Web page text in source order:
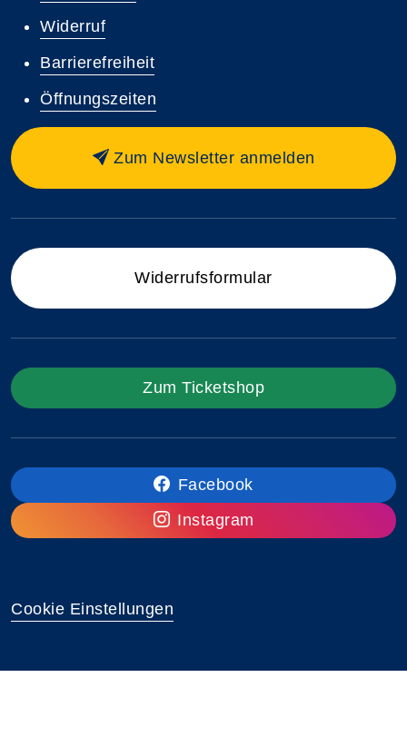
Widerruf
Barrierefreiheit
Öffnungszeiten
Zum Newsletter anmelden
Widerrufsformular
Zum Ticketshop
Facebook
Instagram
Cookie Einstellungen